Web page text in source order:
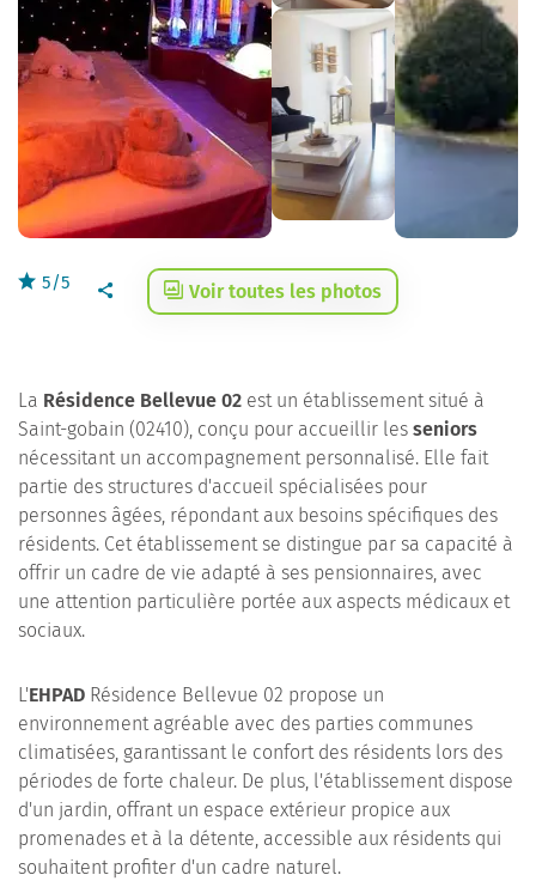
5/5 Voir toutes les photos
La Résidence Bellevue 02 est un établissement situé à
Saint-gobain (02410), conçu pour accueillir les seniors
nécessitant un accompagnement personnalisé. Elle fait
partie des structures d'accueil spécialisées pour
personnes âgées, répondant aux besoins spécifiques des
résidents. Cet établissement se distingue par sa capacité à
offrir un cadre de vie adapté à ses pensionnaires, avec
une attention particulière portée aux aspects médicaux et
sociaux.
L'EHPAD Résidence Bellevue 02 propose un
environnement agréable avec des parties communes
climatisées, garantissant le confort des résidents lors des
périodes de forte chaleur. De plus, l'établissement dispose
d'un jardin, offrant un espace extérieur propice aux
promenades et à la détente, accessible aux résidents qui
souhaitent profiter d'un cadre naturel.